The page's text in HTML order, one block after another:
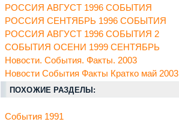
РОССИЯ АВГУСТ 1996 СОБЫТИЯ
РОССИЯ СЕНТЯБРЬ 1996 СОБЫТИЯ
РОССИЯ АВГУСТ 1996 СОБЫТИЯ 2
СОБЫТИЯ ОСЕНИ 1999 СЕНТЯБРЬ
Новости. События. Факты. 2003
Новости События Факты Кратко май 2003
ПОХОЖИЕ РАЗДЕЛЫ:
События 1991